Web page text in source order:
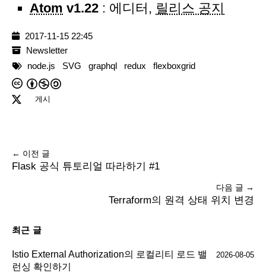
Atom v1.22 : 에디터, 릴리스 공지
2017-11-15 22:45
Newsletter
node.js
SVG graphql redux flexboxgrid
게시
← 이전 글
Flask 공식 튜토리얼 따라하기 #1
다음 글 →
Terraform의 원격 상태 위치 변경
최근 글
Istio External Authorization의 로컬리티 로드 밸
런싱 확인하기
2026-08-05